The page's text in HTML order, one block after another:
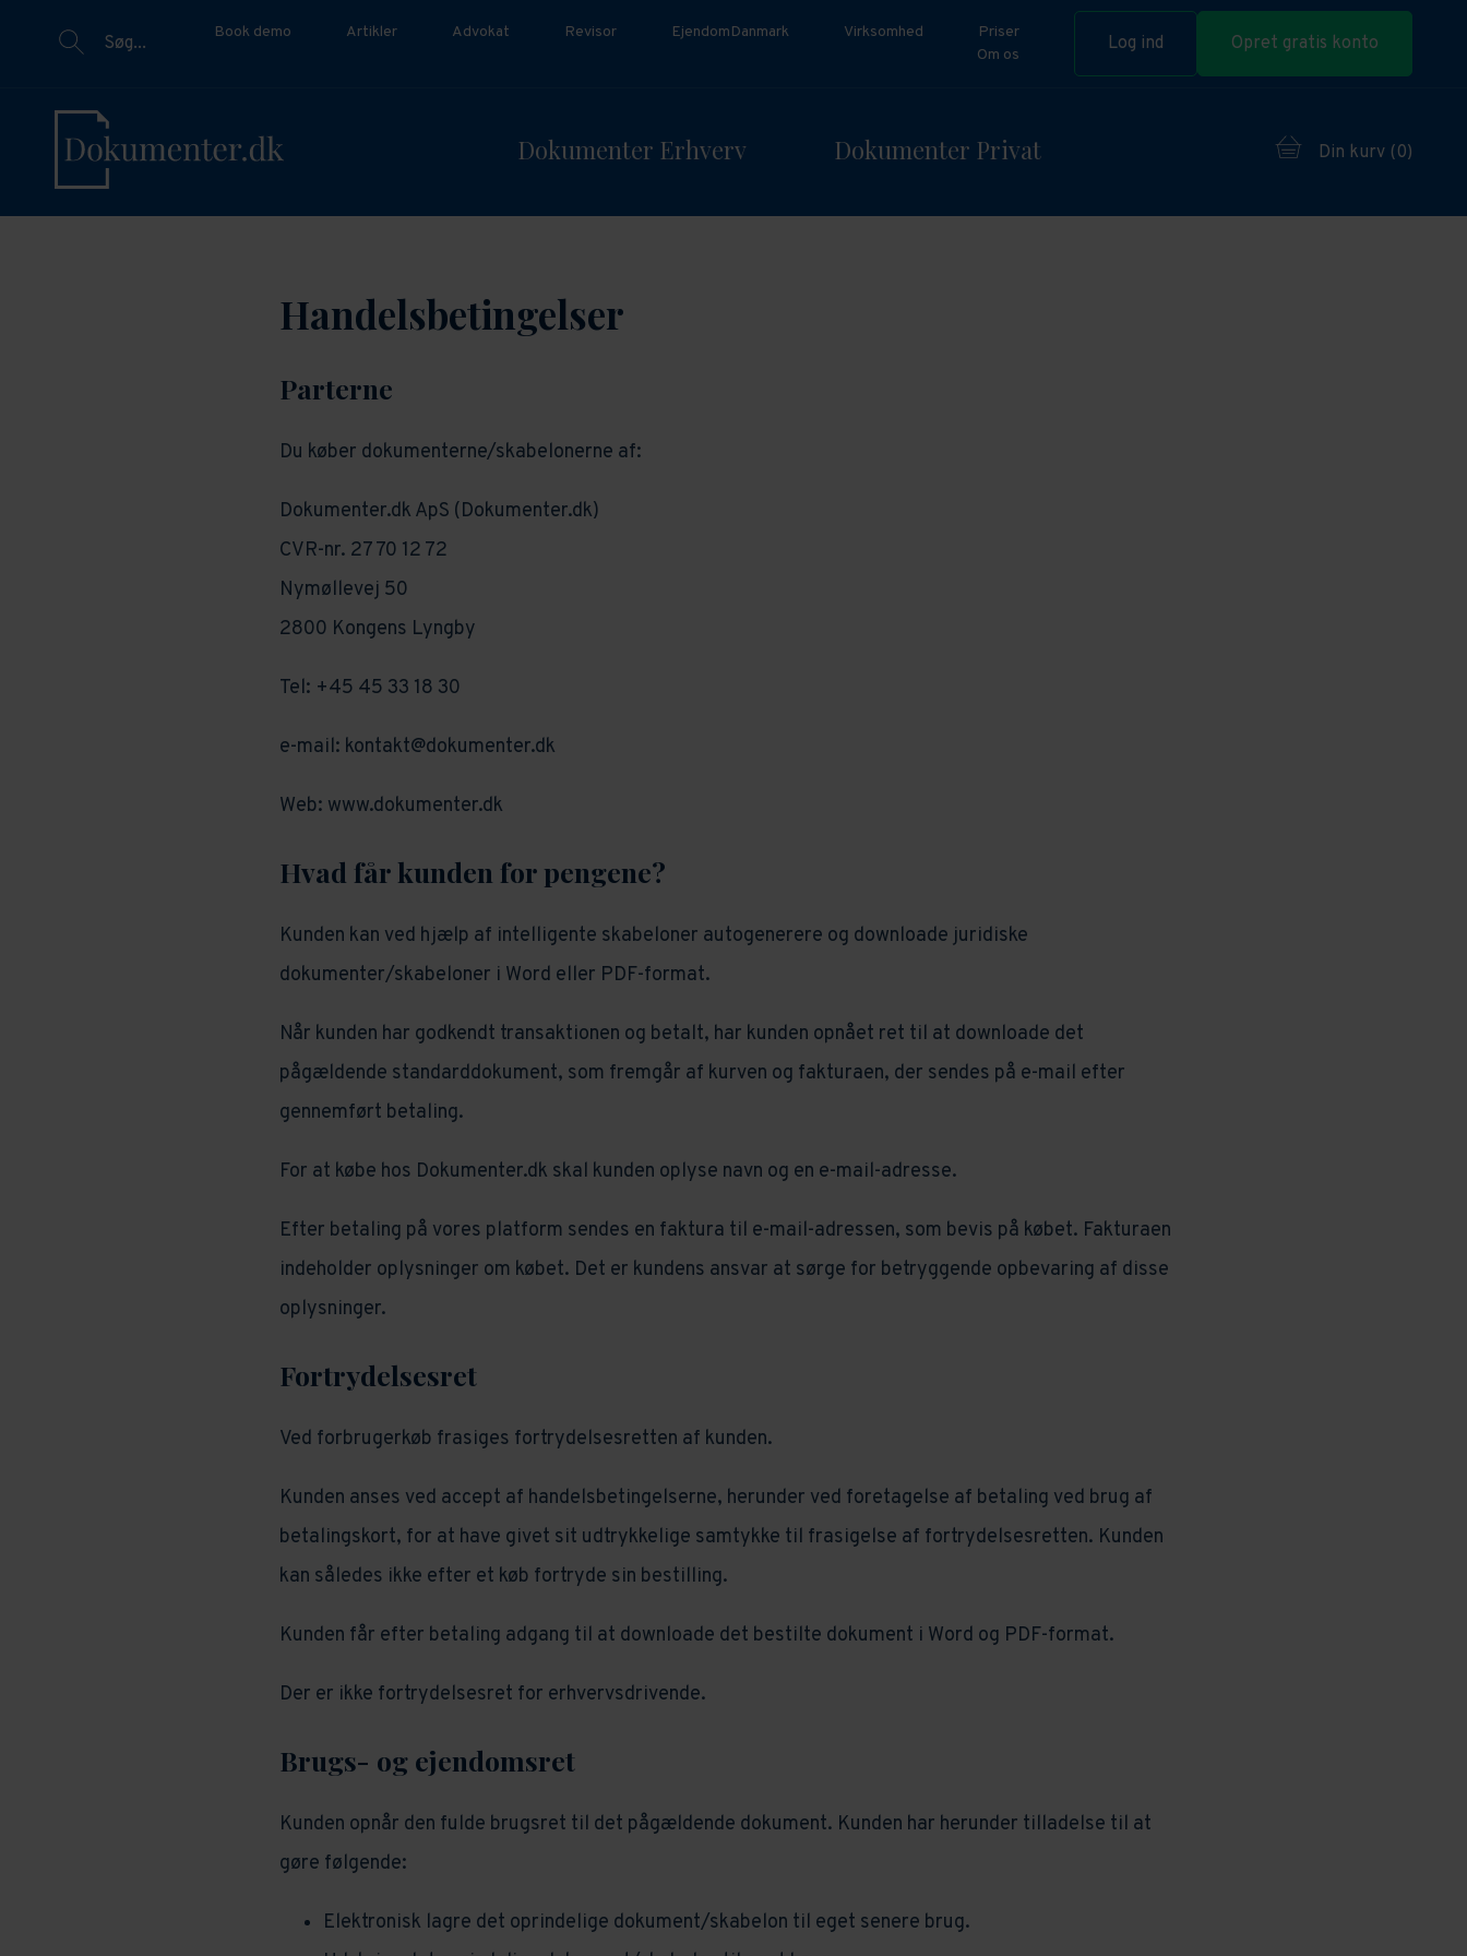
Søg...
Book demo Artikler Advokat Revisor EjendomDanmark Virksomhed
Priser
Om os
Log ind Opret gratis konto
Dokumenter Erhverv Dokumenter Privat Din kurv (0)
Handelsbetingelser
Parterne
Du køber dokumenterne/skabelonerne af:
Dokumenter.dk ApS (Dokumenter.dk)
CVR-nr. 27 70 12 72
Nymøllevej 50
2800 Kongens Lyngby
Tel: +45 45 33 18 30
e-mail: kontakt@dokumenter.dk
Web: www.dokumenter.dk
Hvad får kunden for pengene?
Kunden kan ved hjælp af intelligente skabeloner autogenerere og downloade juridiske
dokumenter/skabeloner i Word eller PDF-format.
Når kunden har godkendt transaktionen og betalt, har kunden opnået ret til at downloade det
pågældende standarddokument, som fremgår af kurven og fakturaen, der sendes på e-mail efter
gennemført betaling.
For at købe hos Dokumenter.dk skal kunden oplyse navn og en e-mail-adresse.
Efter betaling på vores platform sendes en faktura til e-mail-adressen, som bevis på købet. Fakturaen
indeholder oplysninger om købet. Det er kundens ansvar at sørge for betryggende opbevaring af disse
oplysninger.
Fortrydelsesret
Ved forbrugerkøb frasiges fortrydelsesretten af kunden.
Kunden anses ved accept af handelsbetingelserne, herunder ved foretagelse af betaling ved brug af
betalingskort, for at have givet sit udtrykkelige samtykke til frasigelse af fortrydelsesretten. Kunden
kan således ikke efter et køb fortryde sin bestilling.
Kunden får efter betaling adgang til at downloade det bestilte dokument i Word og PDF-format.
Der er ikke fortrydelsesret for erhvervsdrivende.
Brugs- og ejendomsret
Kunden opnår den fulde brugsret til det pågældende dokument. Kunden har herunder tilladelse til at
gøre følgende:
Elektronisk lagre det oprindelige dokument/skabelon til eget senere brug.